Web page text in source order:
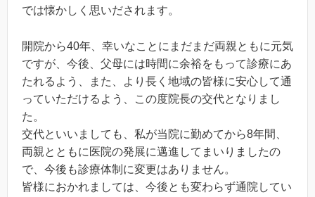
では懐かしく思いだされます。
開院から40年、幸いなことにまだまだ両親ともに元気
ですが、今後、父母には時間に余裕をもって診療にあ
たれるよう、また、より長く地域の皆様に安心して通
っていただけるよう、この度院長の交代となりまし
た。
交代といいましても、私が当院に勤めてから8年間、
両親とともに医院の発展に邁進してまいりましたの
で、今後も診療体制に変更はありません。
皆様におかれましては、今後とも変わらず通院してい